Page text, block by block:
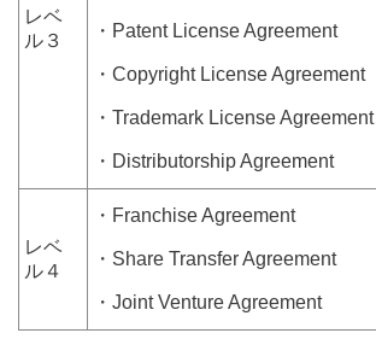
レベ
ル３
・Patent License Agreement
・Copyright License Agreement
・Trademark License Agreement
・Distributorship Agreement
レベ
ル４
・Franchise Agreement
・Share Transfer Agreement
・Joint Venture Agreement